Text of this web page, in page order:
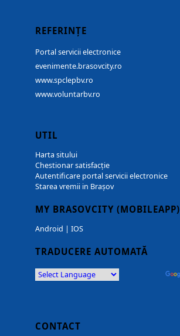
REFERINȚE
Portal servicii electronice
evenimente.brasovcity.ro
www.spclepbv.ro
www.voluntarbv.ro
UTIL
Harta sitului
Chestionar satisfacție
Autentificare portal servicii electronice
Starea vremii in Brașov
MY BRASOVCITY (MOBILEAPP)
Android | IOS
TRADUCERE AUTOMATĂ
CONTACT